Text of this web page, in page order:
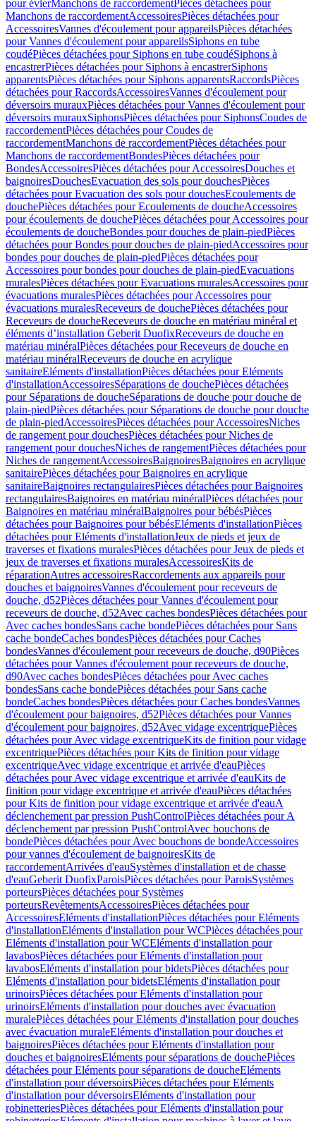
pour évierManchons de raccordementPièces détachées pour
Manchons de raccordementAccessoiresPièces détachées pour
AccessoiresVannes d'écoulement pour appareilsPièces détachées
pour Vannes d'écoulement pour appareilsSiphons en tube
coudéPièces détachées pour Siphons en tube coudéSiphons à
encastrerPièces détachées pour Siphons à encastrerSiphons
apparentsPièces détachées pour Siphons apparentsRaccordsPièces
détachées pour RaccordsAccessoiresVannes d'écoulement pour
déversoirs murauxPièces détachées pour Vannes d'écoulement pour
déversoirs murauxSiphonsPièces détachées pour SiphonsCoudes de
raccordementPièces détachées pour Coudes de
raccordementManchons de raccordementPièces détachées pour
Manchons de raccordementBondesPièces détachées pour
BondesAccessoiresPièces détachées pour AccessoiresDouches et
baignoiresDouchesEvacuation des sols pour douchesPièces
détachées pour Evacuation des sols pour douchesEcoulements de
douchePièces détachées pour Ecoulements de doucheAccessoires
pour écoulements de douchePièces détachées pour Accessoires pour
écoulements de doucheBondes pour douches de plain-piedPièces
détachées pour Bondes pour douches de plain-piedAccessoires pour
bondes pour douches de plain-piedPièces détachées pour
Accessoires pour bondes pour douches de plain-piedEvacuations
muralesPièces détachées pour Evacuations muralesAccessoires pour
évacuations muralesPièces détachées pour Accessoires pour
évacuations muralesReceveurs de douchePièces détachées pour
Receveurs de doucheReceveurs de douche en matériau minéral et
éléments d’installation Geberit DuofixReceveurs de douche en
matériau minéralPièces détachées pour Receveurs de douche en
matériau minéralReceveurs de douche en acrylique
sanitaireEléments d'installationPièces détachées pour Eléments
d'installationAccessoiresSéparations de douchePièces détachées
pour Séparations de doucheSéparations de douche pour douche de
plain-piedPièces détachées pour Séparations de douche pour douche
de plain-piedAccessoiresPièces détachées pour AccessoiresNiches
de rangement pour douchesPièces détachées pour Niches de
rangement pour douchesNiches de rangementPièces détachées pour
Niches de rangementAccessoiresBaignoiresBaignoires en acrylique
sanitairePièces détachées pour Baignoires en acrylique
sanitaireBaignoires rectangulairesPièces détachées pour Baignoires
rectangulairesBaignoires en matériau minéralPièces détachées pour
Baignoires en matériau minéralBaignoires pour bébésPièces
détachées pour Baignoires pour bébésEléments d'installationPièces
détachées pour Eléments d'installationJeux de pieds et jeux de
traverses et fixations muralesPièces détachées pour Jeux de pieds et
jeux de traverses et fixations muralesAccessoiresKits de
réparationAutres accessoiresRaccordements aux appareils pour
douches et baignoiresVannes d'écoulement pour receveurs de
douche, d52Pièces détachées pour Vannes d'écoulement pour
receveurs de douche, d52Avec caches bondesPièces détachées pour
Avec caches bondesSans cache bondePièces détachées pour Sans
cache bondeCaches bondesPièces détachées pour Caches
bondesVannes d'écoulement pour receveurs de douche, d90Pièces
détachées pour Vannes d'écoulement pour receveurs de douche,
d90Avec caches bondesPièces détachées pour Avec caches
bondesSans cache bondePièces détachées pour Sans cache
bondeCaches bondesPièces détachées pour Caches bondesVannes
d'écoulement pour baignoires, d52Pièces détachées pour Vannes
d'écoulement pour baignoires, d52Avec vidage excentriquePièces
détachées pour Avec vidage excentriqueKits de finition pour vidage
excentriquePièces détachées pour Kits de finition pour vidage
excentriqueAvec vidage excentrique et arrivée d'eauPièces
détachées pour Avec vidage excentrique et arrivée d'eauKits de
finition pour vidage excentrique et arrivée d'eauPièces détachées
pour Kits de finition pour vidage excentrique et arrivée d'eauA
déclenchement par pression PushControlPièces détachées pour A
déclenchement par pression PushControlAvec bouchons de
bondePièces détachées pour Avec bouchons de bondeAccessoires
pour vannes d'écoulement de baignoiresKits de
raccordementArrivées d'eauSystèmes d'installation et de chasse
d'eauGeberit DuofixParoisPièces détachées pour ParoisSystèmes
porteursPièces détachées pour Systèmes
porteursRevêtementsAccessoiresPièces détachées pour
AccessoiresEléments d'installationPièces détachées pour Eléments
d'installationEléments d'installation pour WCPièces détachées pour
Eléments d'installation pour WCEléments d'installation pour
lavabosPièces détachées pour Eléments d'installation pour
lavabosEléments d'installation pour bidetsPièces détachées pour
Eléments d'installation pour bidetsEléments d'installation pour
urinoirsPièces détachées pour Eléments d'installation pour
urinoirsEléments d'installation pour douches avec évacuation
muralePièces détachées pour Eléments d'installation pour douches
avec évacuation muraleEléments d'installation pour douches et
baignoiresPièces détachées pour Eléments d'installation pour
douches et baignoiresEléments pour séparations de douchePièces
détachées pour Eléments pour séparations de doucheEléments
d'installation pour déversoirsPièces détachées pour Eléments
d'installation pour déversoirsEléments d'installation pour
robinetteriesPièces détachées pour Eléments d'installation pour